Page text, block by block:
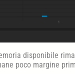
disponibile
poco margine